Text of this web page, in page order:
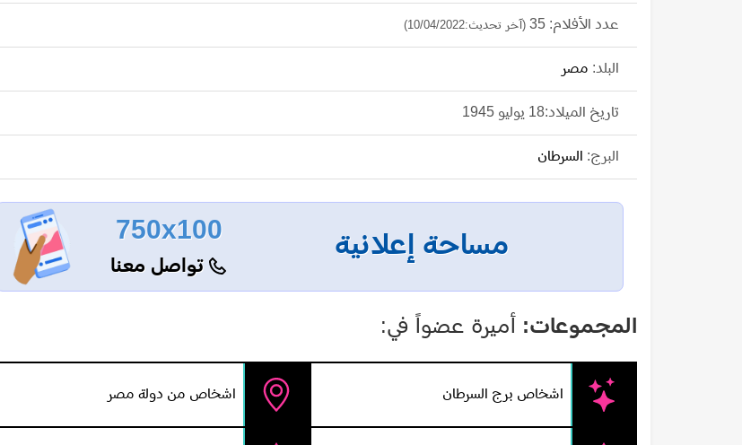
طريقها بعد إعتزال الرقص، ونجحت فى تقديم عدة أدوار سينمائية، وكانت بدايتها الحقيقية، عندما قامت بدور
شقيقة عبدالحليم حافظ فى فيلم أبى فوق الشجرة ١٩٦٩،
ولم تكمل المشوار بعد أن تزوجت من رجل أعمال، وإختفت لمدة عامين، وأنجبت إبنها الوحيد طارق، إلا أنها لم
تستطيع الإبتعاد عن الرقص، فرقصت فى أحد الحفلات، وكانت النتيجة طلاقها، لتعود للسينما مرة أخرى، وقدمت
عدد الأفلام: 35 (آخر تحديث:10/04/2022)
البلد: مصر
تاريخ الميلاد:18 يوليو 1945
البرج: السرطان
مساحة إعلانية
750x100
تواصل معنا
المجموعات: أميرة عضواً في:
اشخاص برج السرطان اشخاص من دولة مصر